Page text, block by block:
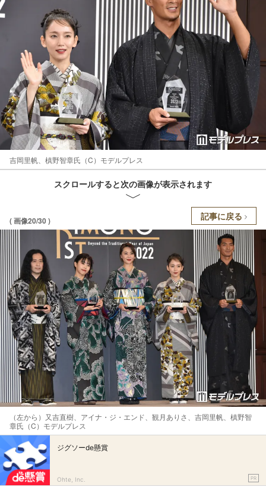
吉岡里帆、槙野智章氏（C）モデルプレス
スクロールすると次の画像が表示されます
( 画像20/30 ) 記事に戻る
（左から）又吉直樹、アイナ・ジ・エンド、観月ありさ、吉岡里帆、槙野智
章氏（C）モデルプレス
ジグソーde懸賞
Ohte, Inc. PR